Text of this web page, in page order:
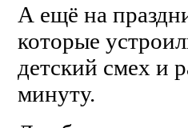
А ещё на
которые
детский смех и
минуту.